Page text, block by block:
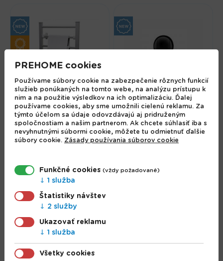
Vykurovaný,
elektrický sušiak
terákov
Krups Nescafé Dolce
Gusto espresso
kávovar
PREHOME cookies
Používame súbory cookie na zabezpečenie rôznych funkcií
služieb ponúkaných na tomto webe, na analýzu prístupu k
nim a na použitie výsledkov na ich optimalizáciu. Ďalej
používame cookies, aby sme umožnili cielenú reklamu. Za
týmto účelom sa údaje odovzdávajú aj pridruženým
spoločnostiam a našim partnerom. Ak chcete súhlasiť iba s
nevyhnutnými súbormi cookie, môžete tu odmietnuť ďalšie
súbory cookie. Zásady používania súborov cookie
Funkčné cookies (vždy požadované)
1 služba
Štatistiky návštev
2 služby
Ukazovať reklamu
1 služba
Všetky cookies